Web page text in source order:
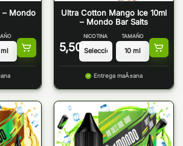
– Mondo
Ultra Cotton Mango Ice 10ml
– Mondo Bar Salts
5,50 €
NICOTINA TAMAÑO
Entrega maÃ±ana